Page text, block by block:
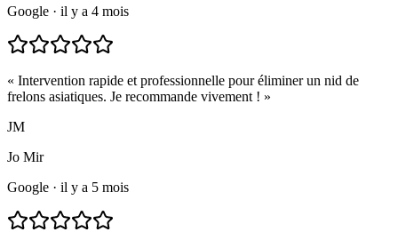
Google · il y a 4 mois
« Intervention rapide et professionnelle pour éliminer un nid de
frelons asiatiques. Je recommande vivement ! »
JM
Jo Mir
Google · il y a 5 mois